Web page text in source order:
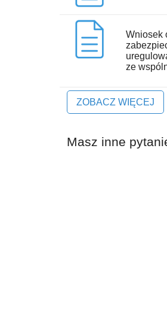
Wniosek
ze
ZOBACZ WIĘCEJ
Masz inne